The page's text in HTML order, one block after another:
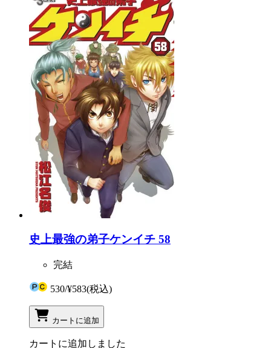
史上最強の弟子ケンイチ 58
完結
530/¥583(税込)
カートに追加
カートに追加しました